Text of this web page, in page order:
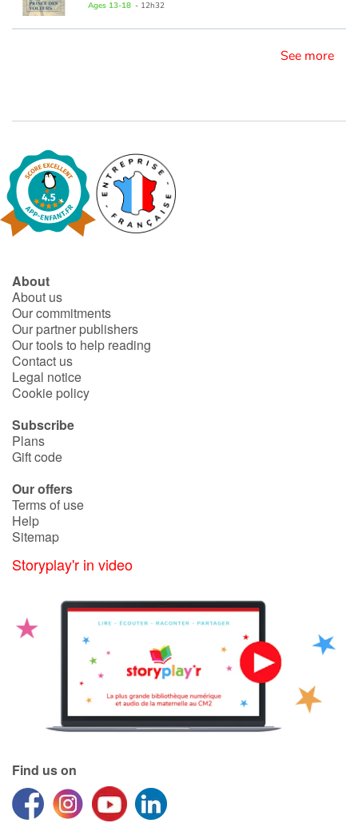
Ages 13-18 - 12h32
See more
About
About us
Our commitments
Our partner publishers
Our tools to help reading
Contact us
Legal notice
Cookie policy
Subscribe
Plans
Gift code
Our offers
Terms of use
Help
Sitemap
Storyplay'r in video
Find us on